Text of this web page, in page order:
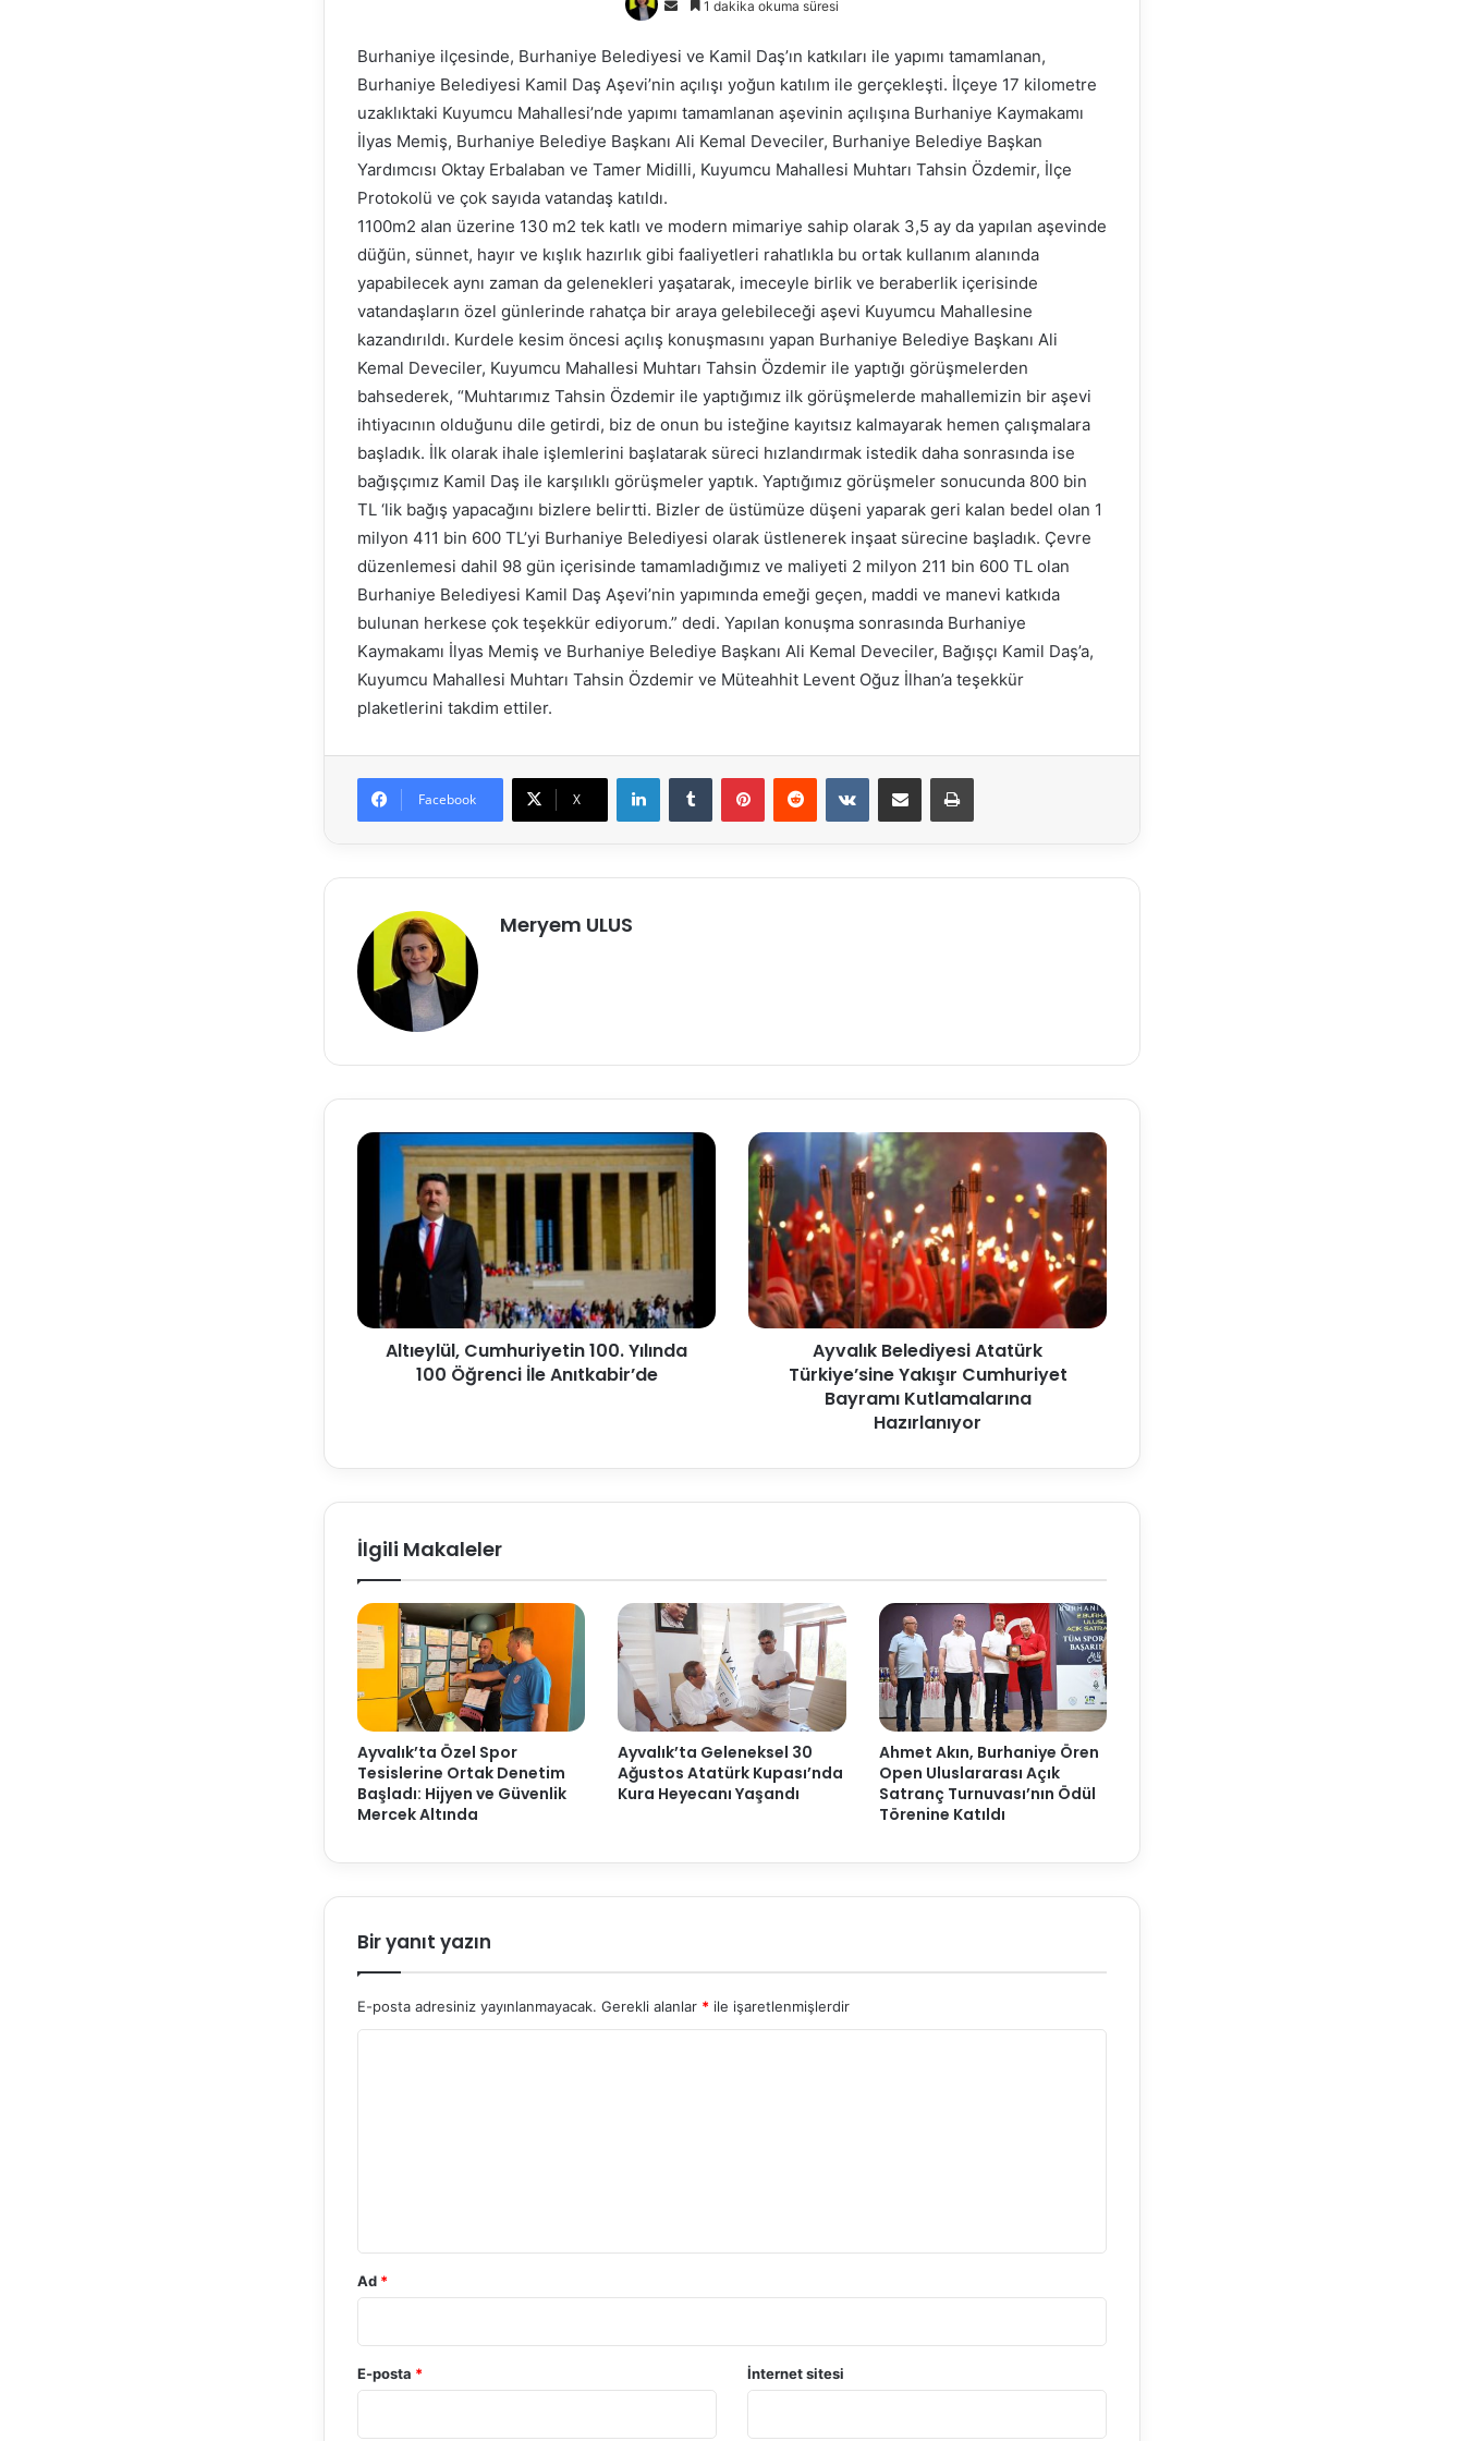
Bir
posta
göndermek
1 dakika okuma süresi
Burhaniye ilçesinde, Burhaniye Belediyesi ve Kamil Daş’ın katkıları ile yapımı tamamlanan,
Burhaniye Belediyesi Kamil Daş Aşevi’nin açılışı yoğun katılım ile gerçekleşti. İlçeye 17 kilometre
uzaklıktaki Kuyumcu Mahallesi’nde yapımı tamamlanan aşevinin açılışına Burhaniye Kaymakamı
İlyas Memiş, Burhaniye Belediye Başkanı Ali Kemal Deveciler, Burhaniye Belediye Başkan
Yardımcısı Oktay Erbalaban ve Tamer Midilli, Kuyumcu Mahallesi Muhtarı Tahsin Özdemir, İlçe
Protokolü ve çok sayıda vatandaş katıldı.
1100m2 alan üzerine 130 m2 tek katlı ve modern mimariye sahip olarak 3,5 ay da yapılan aşevinde
düğün, sünnet, hayır ve kışlık hazırlık gibi faaliyetleri rahatlıkla bu ortak kullanım alanında
yapabilecek aynı zaman da gelenekleri yaşatarak, imeceyle birlik ve beraberlik içerisinde
vatandaşların özel günlerinde rahatça bir araya gelebileceği aşevi Kuyumcu Mahallesine
kazandırıldı. Kurdele kesim öncesi açılış konuşmasını yapan Burhaniye Belediye Başkanı Ali
Kemal Deveciler, Kuyumcu Mahallesi Muhtarı Tahsin Özdemir ile yaptığı görüşmelerden
bahsederek, “Muhtarımız Tahsin Özdemir ile yaptığımız ilk görüşmelerde mahallemizin bir aşevi
ihtiyacının olduğunu dile getirdi, biz de onun bu isteğine kayıtsız kalmayarak hemen çalışmalara
başladık. İlk olarak ihale işlemlerini başlatarak süreci hızlandırmak istedik daha sonrasında ise
bağışçımız Kamil Daş ile karşılıklı görüşmeler yaptık. Yaptığımız görüşmeler sonucunda 800 bin
TL ‘lik bağış yapacağını bizlere belirtti. Bizler de üstümüze düşeni yaparak geri kalan bedel olan 1
milyon 411 bin 600 TL’yi Burhaniye Belediyesi olarak üstlenerek inşaat sürecine başladık. Çevre
düzenlemesi dahil 98 gün içerisinde tamamladığımız ve maliyeti 2 milyon 211 bin 600 TL olan
Burhaniye Belediyesi Kamil Daş Aşevi’nin yapımında emeği geçen, maddi ve manevi katkıda
bulunan herkese çok teşekkür ediyorum.” dedi. Yapılan konuşma sonrasında Burhaniye
Kaymakamı İlyas Memiş ve Burhaniye Belediye Başkanı Ali Kemal Deveciler, Bağışçı Kamil Daş’a,
Kuyumcu Mahallesi Muhtarı Tahsin Özdemir ve Müteahhit Levent Oğuz İlhan’a teşekkür
plaketlerini takdim ettiler.
Facebook X
LinkedInTumblr PinterestReddit VKontakteE-Posta ile paylaş Yazdır
Meryem ULUS
Altıeylül, Cumhuriyetin 100. Yılında
100 Öğrenci İle Anıtkabir’de
Ayvalık Belediyesi Atatürk
Türkiye’sine Yakışır Cumhuriyet
Bayramı Kutlamalarına
Hazırlanıyor
İlgili Makaleler
Ayvalık’ta Özel Spor
Tesislerine Ortak Denetim
Başladı: Hijyen ve Güvenlik
Mercek Altında
Ayvalık’ta Geleneksel 30
Ağustos Atatürk Kupası’nda
Kura Heyecanı Yaşandı
Ahmet Akın, Burhaniye Ören
Open Uluslararası Açık
Satranç Turnuvası’nın Ödül
Törenine Katıldı
Bir yanıt yazın
E-posta adresiniz yayınlanmayacak. Gerekli alanlar * ile işaretlenmişlerdir
Ad *
E-posta * İnternet sitesi